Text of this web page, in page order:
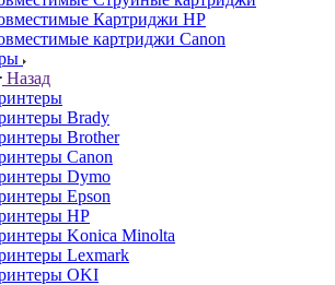
Картриджи HP
картриджи Canon
Назад
Brady
Brother
Canon
Dymo
Epson
HP
Konica Minolta
Lexmark
OKI